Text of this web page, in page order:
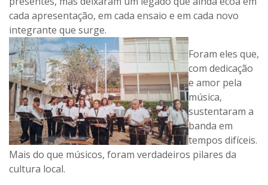
cada apresentação, em cada ensaio e em cada novo
integrante que surge.
Foram eles que,
com dedicação
e amor pela
música,
sustentaram a
banda em
tempos difíceis.
Mais do que músicos, foram verdadeiros pilares da
cultura local.